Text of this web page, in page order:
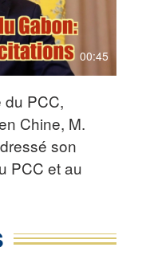
00:45
PCC,
Chine, M.
son
PCC et au